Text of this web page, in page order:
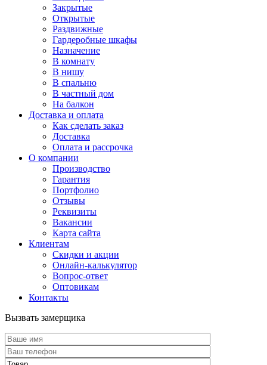
Закрытые
Открытые
Раздвижные
Гардеробные шкафы
Назначение
В комнату
В нишу
В спальню
В частный дом
На балкон
Доставка и оплата
Как сделать заказ
Доставка
Оплата и рассрочка
О компании
Производство
Гарантия
Портфолио
Отзывы
Реквизиты
Вакансии
Карта сайта
Клиентам
Скидки и акции
Онлайн-калькулятор
Вопрос-ответ
Оптовикам
Контакты
Вызвать замерщика